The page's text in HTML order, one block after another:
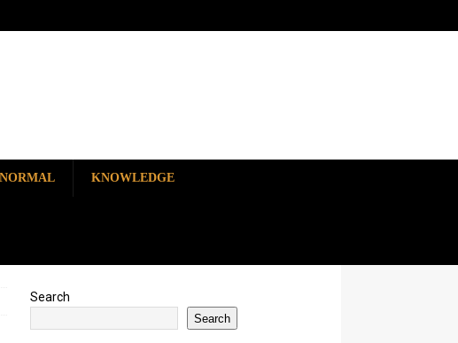
KNOWLEDGE
Search
Search